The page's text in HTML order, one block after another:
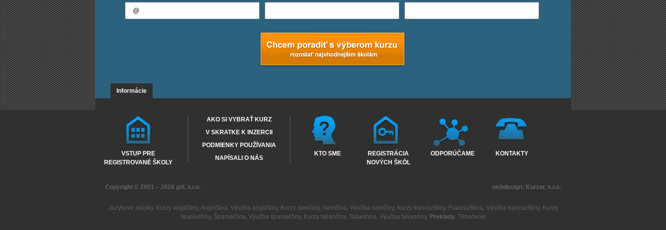
Informácie
VSTUP PRE
REGISTROVANÉ ŠKOLY
AKO SI VYBRAŤ KURZ
V SKRATKE K INZERCII
PODMIENKY POUŽÍVANIA
NAPÍSALI O NÁS
KTO SME
REGISTRÁCIA
NOVÝCH ŠKÔL
ODPORÚČAME KONTAKTY
Copyright © 2001 – 2026 gdi, s.r.o. webdesign: Kurzor, s.r.o.
Jazykové skúšky, Kurzy angličtiny, Angličtina, Výučba angličtiny, Kurzy nemčiny, Nemčina, Výučba nemčiny, Kurzy francúzštiny, Francúzština, Výučba francúzštiny, Kurzy
španielčiny, Španielčina, Výučba španielčiny, Kurzy taliančiny, Taliančina, Výučba taliančiny, Preklady, Tlmočenie